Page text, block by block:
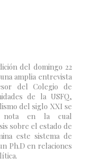
del domingo 22
amplia entrevista
del Colegio de
de la USFQ,
del siglo XXI se
nota en la cual
sobre el estado de
este sistema de
Ph.D en relaciones